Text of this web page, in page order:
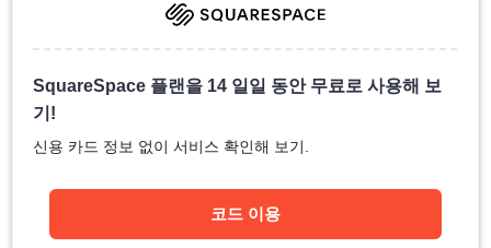
SquareSpace 플랜을 14 일일 동안 무료로 사용해 보
기!
신용 카드 정보 없이 서비스 확인해 보기.
코드 이용